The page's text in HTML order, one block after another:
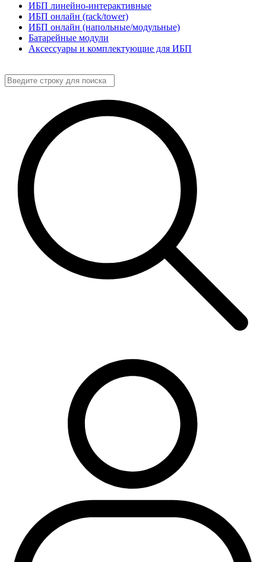
ИБП линейно-интерактивные
ИБП онлайн (rack/tower)
ИБП онлайн (напольные/модульные)
Батарейные модули
Аксессуары и комплектующие для ИБП